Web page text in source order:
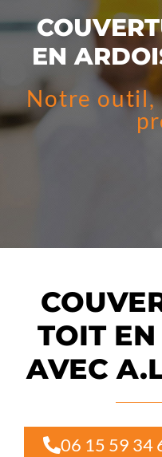
EN
Notre outil,
TOIT
AVEC
06 15 59 34